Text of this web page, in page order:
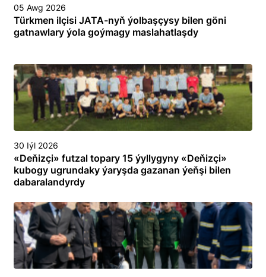
05 Awg 2026
Türkmen ilçisi JATA-nyň ýolbaşçysy bilen göni
gatnawlary ýola goýmagy maslahatlaşdy
30 Iýl 2026
«Deňizçi» futzal topary 15 ýyllygyny «Deňizçi»
kubogy ugrundaky ýaryşda gazanan ýeňşi bilen
dabaralandyrdy